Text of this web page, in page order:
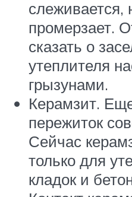
слеживается,
промерзает.
сказать о
утеплителя
грызунами.
Керамзит.
пережиток
Сейчас
только для
кладок и